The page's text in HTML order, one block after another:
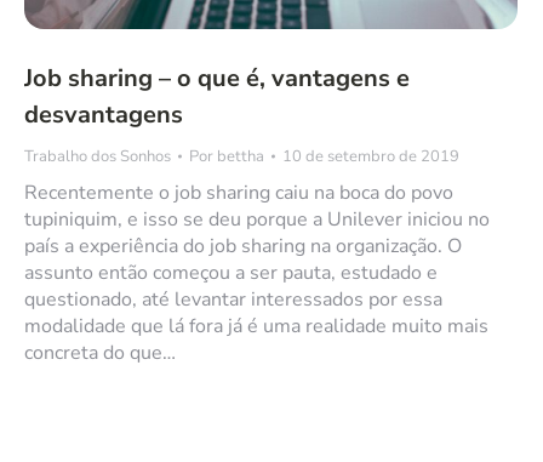
Job sharing – o que é, vantagens e
desvantagens
Trabalho dos Sonhos Por bettha 10 de setembro de 2019
Recentemente o job sharing caiu na boca do povo
tupiniquim, e isso se deu porque a Unilever iniciou no
país a experiência do job sharing na organização. O
assunto então começou a ser pauta, estudado e
questionado, até levantar interessados por essa
modalidade que lá fora já é uma realidade muito mais
concreta do que…